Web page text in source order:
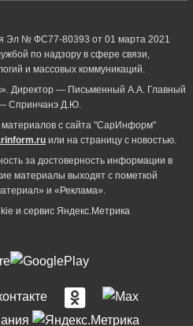
Эл № ФС77-80393 от 01 марта 2021
по надзору в сфере связи,
и массовых коммуникаций.
Директор — Письменный А.А. Главный
Спринчанэ Д.Ю.
с сайта "СарИнформ"
или на страницу с новостью.
за достоверность информации в
материалы выходят с пометкой
и «Реклама».
и сервиc Яндекс.Метрика